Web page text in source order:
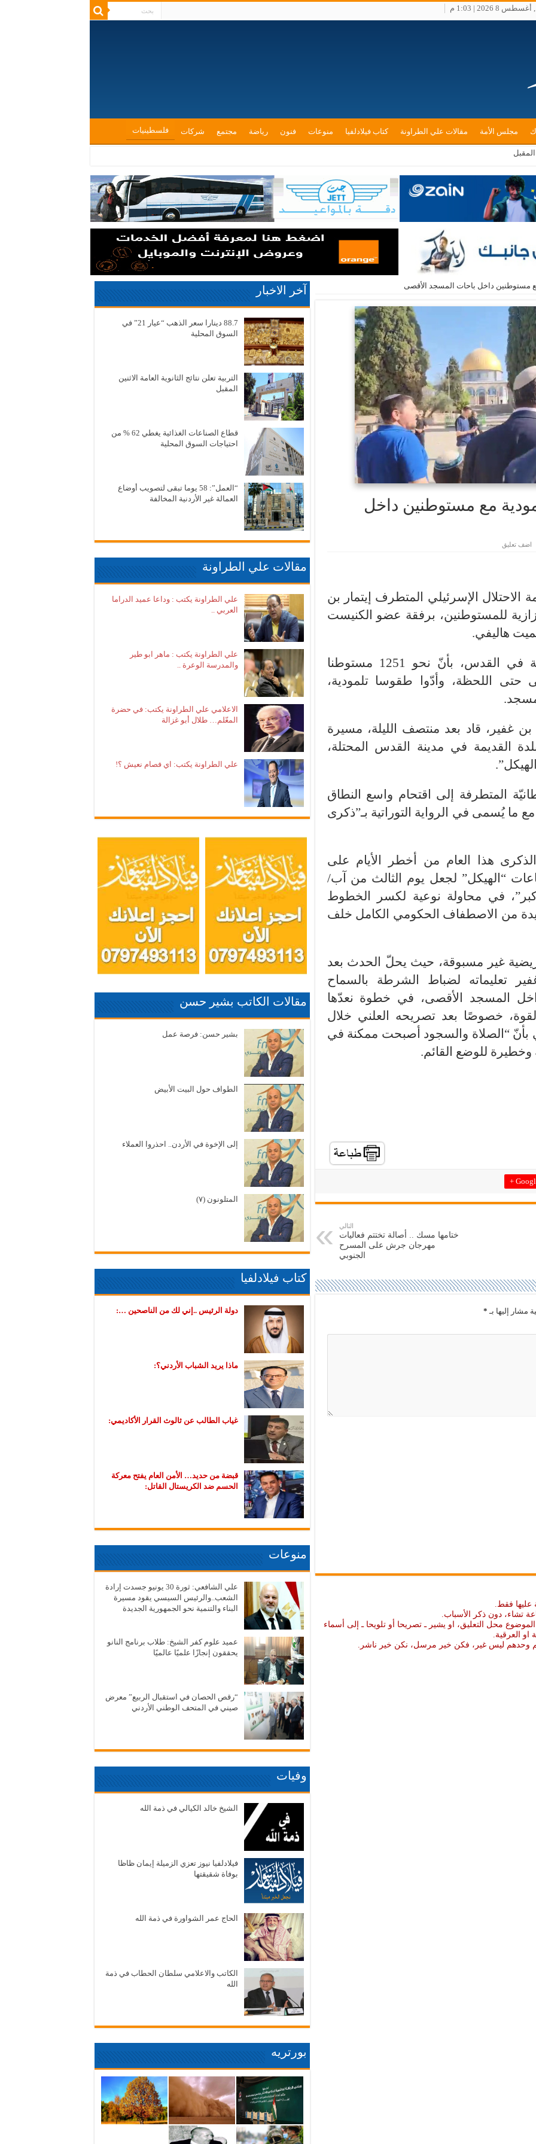
8 2026 | 1:03 م
مجلس الأمة مقالات علي الطراونة كتاب فيلادلفيا منوعات فنون رياضة مجتمع شركات فلسطينيات
المقبل
مستوطنين داخل باحات المسجد الأقصى
مع مستوطنين داخل
اضف تعليق
الإسرئيلي المتطرف إيتمار بن
للمستوطنين، برفقة عضو الكنيست
هاليفي.
وأفادت دائرة الأوقاف الإسلامية في القدس، بأنّ نحو 1251 مستوطنا
حتى اللحظة، وأدّوا طقوسا تلمودية،
غفير، قاد بعد منتصف الليلة، مسيرة
القديمة في مدينة القدس المحتلة،
المتطرفة إلى اقتحام واسع النطاق
ما يُسمى في الرواية التوراتية بـ”ذكرى
هذا العام من أخطر الأيام على
“الهيكل” لجعل يوم الثالث من آب/
في محاولة نوعية لكسر الخطوط
من الاصطفاف الحكومي الكامل خلف
غير مسبوقة، حيث يحلّ الحدث بعد
تعليماته لضباط الشرطة بالسماح
المسجد الأقصى، في خطوة نعدّها
خصوصًا بعد تصريحه العلني خلال
بأنّ “الصلاة والسجود أصبحت ممكنة في
للوضع القائم.
Google
التالي
ختامها مسك .. أصالة تختتم فعاليات
مهرجان جرش على المسرح
الجنوبي
مشار إليها بـ *
عليها فقط.
تشاء، دون ذكر الأسباب.
محل التعليق، او يشير ـ تصريحا أو تلويحا ـ إلى أسماء
او العرقية.
وحدهم ليس غير، فكن خير مرسل، نكن خير ناشر.
آخر الاخبار
88.7 دينارا سعر الذهب “عيار 21” في
السوق المحلية
التربية تعلن نتائج الثانوية العامة الاثنين
المقبل
قطاع الصناعات الغذائية يغطي 62 % من
احتياجات السوق المحلية
“العمل”: 58 يوما تبقى لتصويب أوضاع
العمالة غير الأردنية المخالفة
مقالات علي الطراونة
علي الطراونة يكتب : وداعا عميد الدراما
العربي ..
علي الطراونة يكتب : ماهر ابو طير
والمدرسة الوعرة ..
الاعلامي علي الطراونة يكتب: في حضرة
المعّلم… طلال أبو غزالة
علي الطراونة يكتب: اي فصام نعيش ؟!
مقالات الكاتب بشير حسن
بشير حسن: فرصة عمل
الطواف حول البيت الأبيض
إلى الإخوة في الأردن.. احذروا العملاء
المتلونون (٧)
كتاب فيلادلفيا
دولة الرئيس ..إني لك من الناصحين …:
ماذا يريد الشباب الأردني؟:
غياب الطالب عن ثالوث القرار الأكاديمي:
قبضة من حديد… الأمن العام يفتح معركة
الحسم ضد الكريستال القاتل:
منوعات
علي الشافعي: ثورة 30 يونيو جسدت إرادة
الشعب..والرئيس السيسي يقود مسيرة
البناء والتنمية نحو الجمهورية الجديدة
عميد علوم كفر الشيخ: طلاب برنامج النانو
يحققون إنجازًا علميًا عالميًا
“رقص الحصان في استقبال الربيع” معرض
صيني في المتحف الوطني الأردني
وفيات
الشيخ خالد الكيالي في ذمة الله
فيلادلفيا نيوز تعزي الزميلة إيمان ظاظا
بوفاة شقيقتها
الحاج عمر الشواورة في ذمة الله
الكاتب والاعلامي سلطان الحطاب في ذمة
الله
بورتريه